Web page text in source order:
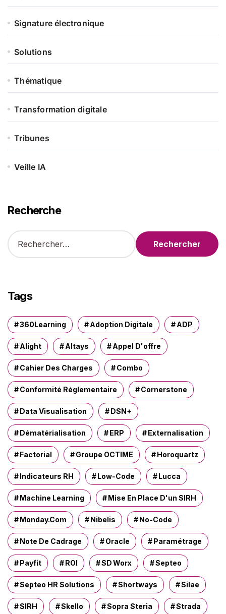
Signature électronique
Solutions
Thématique
Transformation digitale
Tribunes
Veille IA
Recherche
R
e
r
c
e
r
Tags
360Learning Adoption Digitale ADP
Alight Altays Appel D'offre
Cahier Des Charges Combo
Conformité Règlementaire Cornerstone
Data Visualisation DSN+
Dématérialisation ERP Externalisation
Factorial Groupe OCTIME Horoquartz
Indicateurs RH Low-Code Lucca
Machine Learning Mise En Place D'un SIRH
Monday.com Nibelis No-Code
Note De Cadrage Oracle Paramétrage
Payfit ROI SD Worx Septeo
Septeo HR Solutions Shortways Silae
SIRH Skello Sopra Steria Strada